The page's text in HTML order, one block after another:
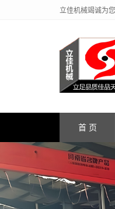
立佳机械竭诚为
首 页